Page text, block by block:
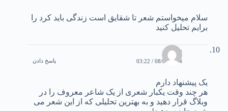
سلام میخواستم شعر تا شقایق است زندگی باید کرد را
برایم تحلیل کنید
رضا
08/04/2004 / 03:22 پاسخ دادن
يک پيشنهاد دارم
هر چند وقت يکبار شعری از يک شاعر معروف را در
وبلاگ قرار دهيد و به بهترين تحليلی که از اين شعر می